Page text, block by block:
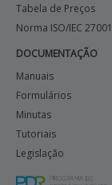
Tabela de Preços
Norma ISO/IEC
DOCUMENTAÇÃO
Manuais
Formulários
Minutas
Tutoriais
Legislação